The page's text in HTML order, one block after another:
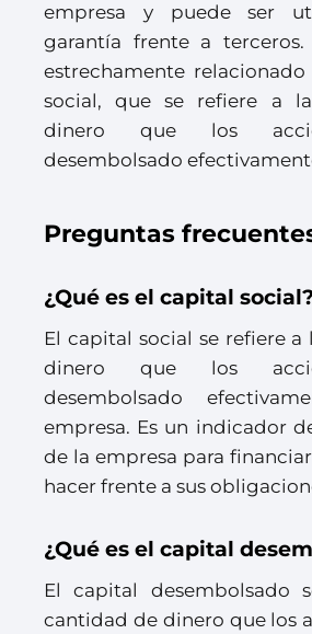
empresa y puede ser
garantía frente a terceros.
estrechamente
social, que se refiere a
dinero que los
desembolsado
Preguntas
¿Qué es el capital
El capital social se refiere
dinero que los
desembolsado
empresa. Es un indicador
de la empresa para
hacer frente a sus
¿Qué es el capital
El capital desembolsado
cantidad de dinero que los